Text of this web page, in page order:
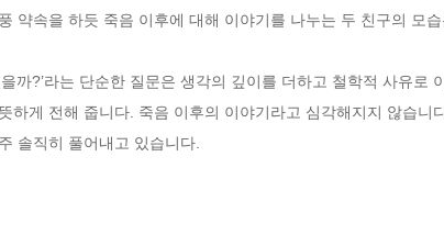
약속을 하듯 죽음 이후에 대해 이야기를 나누는 두 친구의 모
하게 전해 줍니다. 죽음 이후의 이야기라고 심각해지지 않습
솔직히 풀어내고 있습니다.